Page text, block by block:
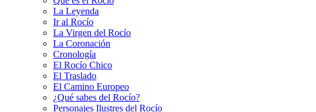
La Leyenda
Ir al Rocío
La Virgen del Rocío
La Coronación
Cronología
El Rocío Chico
El Traslado
El Camino Europeo
¿Qué sabes del Rocío?
Personajes Ilustres del Rocío